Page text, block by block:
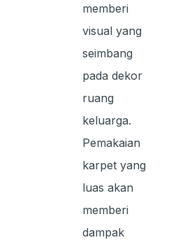
memberi
visual yang
seimbang
pada dekor
ruang
keluarga.
Pemakaian
karpet yang
luas akan
memberi
dampak